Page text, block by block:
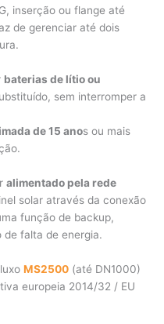
inserção ou flange até
de gerenciar até dois
baterias de lítio ou
sem interromper a
de 15 anos ou mais
alimentado pela rede
solar através da conexão
função de backup,
de falta de energia.
MS2500 (até DN1000)
europeia 2014/32 / EU